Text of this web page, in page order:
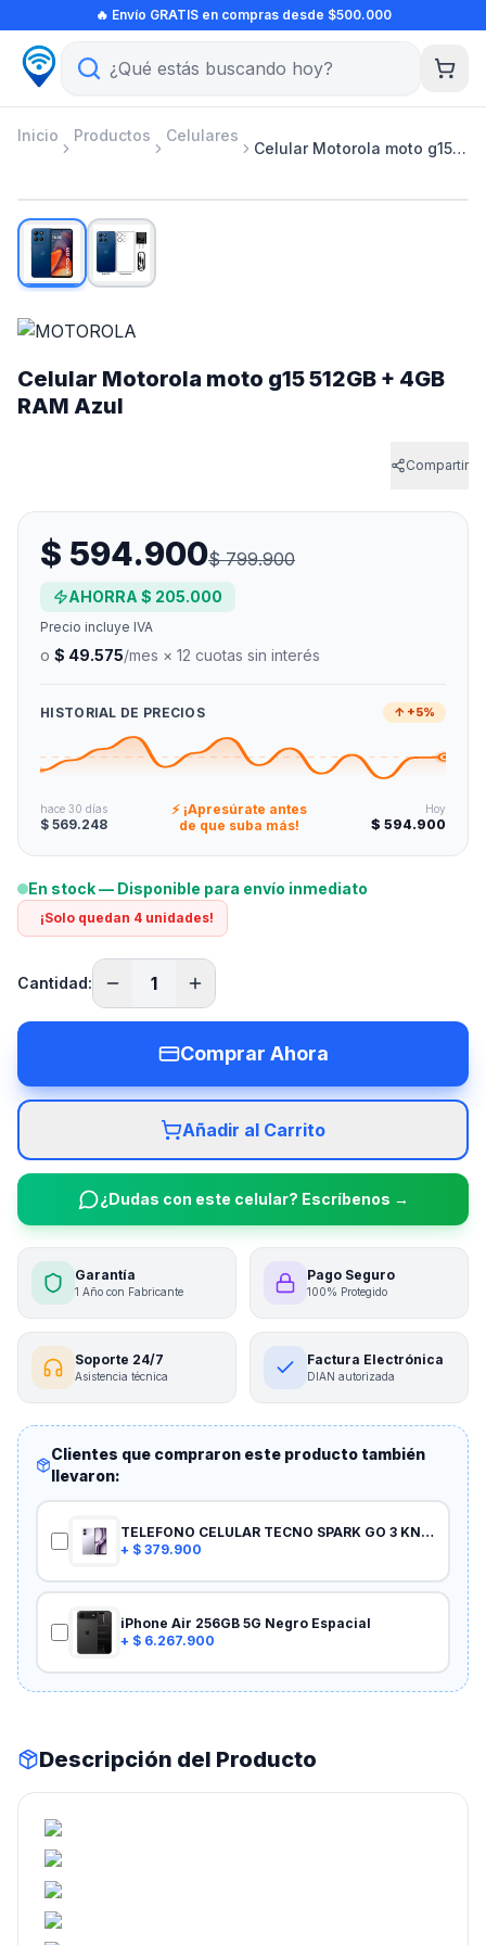
Ir al contenido principal🔥 Envío GRATIS en compras desde $500.000
Inicio Productos Celulares
Celular Motorola moto g15 512GB + 4GB RAM Azul
-26 %
Celular Motorola moto g15 512GB + 4GB
RAM Azul
Compartir
$ 594.900$ 799.900
AHORRA $ 205.000
Precio incluye IVA
o $ 49.575/mes × 12 cuotas sin interés
HISTORIAL DE PRECIOS ↑ +5%
hace 30 días
$ 569.248
⚡ ¡Apresúrate antes
de que suba más!
Hoy
$ 594.900
En stock — Disponible para envío inmediato
¡Solo quedan 4 unidades!
Cantidad: 1
Comprar Ahora
Añadir al Carrito
¿Dudas con este celular? Escríbenos →
Garantía
1 Año con Fabricante
Pago Seguro
100% Protegido
Soporte 24/7
Asistencia técnica
Factura Electrónica
DIAN autorizada
Clientes que compraron este producto también
llevaron:
TELEFONO CELULAR TECNO SPARK GO 3 KN3, 6.75″ IPS 120Hz, Unisoc T7250, 64GB, RAM 4GB, Aurora Purple
+ $ 379.900
iPhone Air 256GB 5G Negro Espacial
+ $ 6.267.900
Descripción del Producto